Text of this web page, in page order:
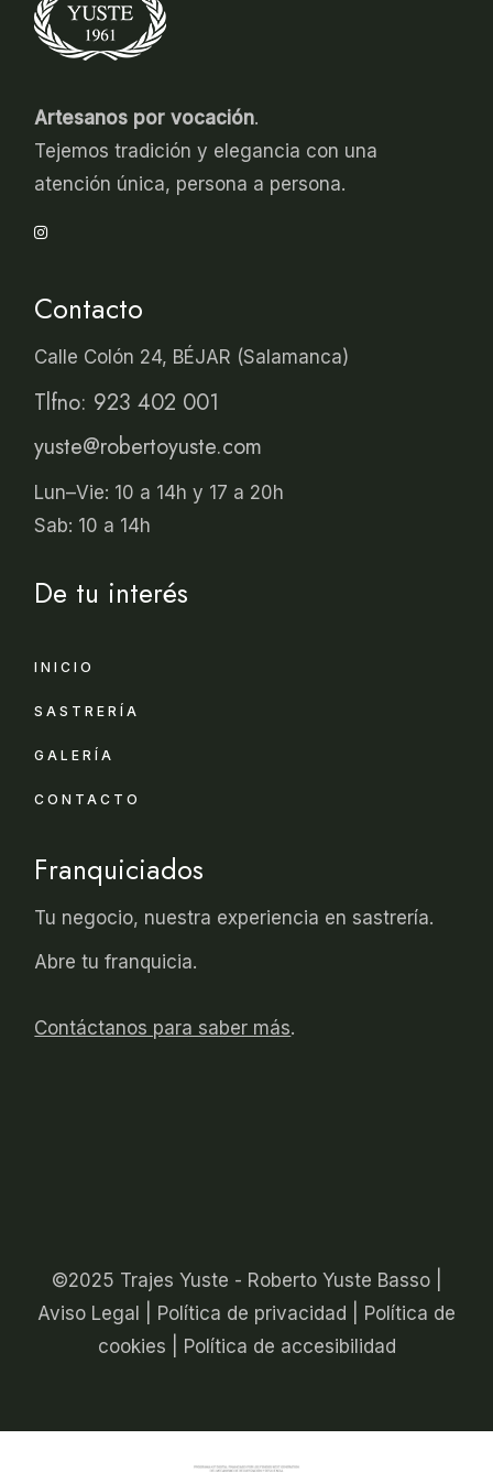
Artesanos por vocación.
Tejemos tradición y elegancia con una
atención única, persona a persona.
Contacto
Calle Colón 24, BÉJAR (Salamanca)
Tlfno: 923 402 001
yuste@robertoyuste.com
Lun–Vie: 10 a 14h y 17 a 20h
Sab: 10 a 14h
De tu interés
INICIO
SASTRERÍA
GALERÍA
CONTACTO
Franquiciados
Tu negocio, nuestra experiencia en sastrería.
Abre tu franquicia.
Contáctanos para saber más.
©2025 Trajes Yuste - Roberto Yuste Basso |
Aviso Legal
Política de privacidad
Política de
cookies
Política de accesibilidad